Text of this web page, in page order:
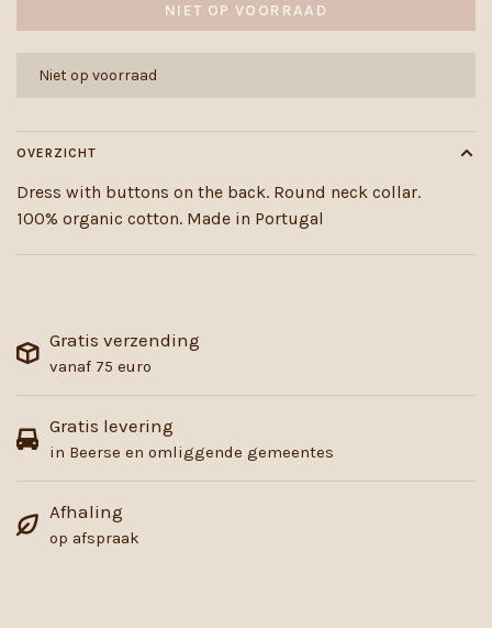
NIET OP VOORRAAD
Niet op voorraad
OVERZICHT
Dress with buttons on the back. Round neck collar.
100% organic cotton. Made in Portugal
Gratis verzending
vanaf 75 euro
Gratis levering
in Beerse en omliggende gemeentes
Afhaling
op afspraak